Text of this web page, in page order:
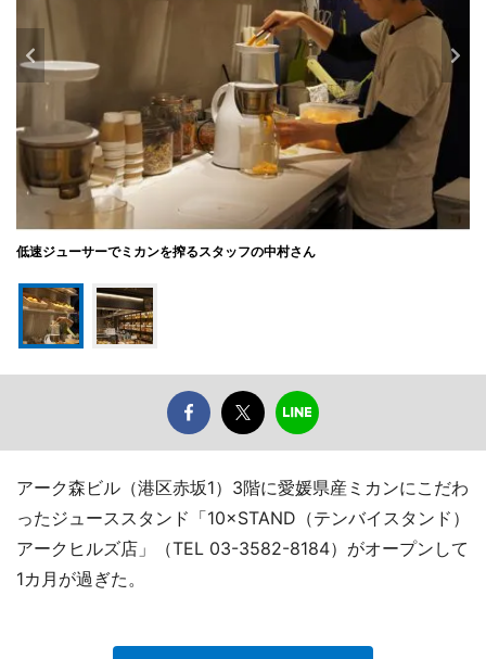
低速ジューサーでミカンを搾るスタッフの中村さん
アーク森ビル（港区赤坂1）3階に愛媛県産ミカンにこだわ
ったジューススタンド「10×STAND（テンバイスタンド）
アークヒルズ店」（TEL 03-3582-8184）がオープンして
1カ月が過ぎた。